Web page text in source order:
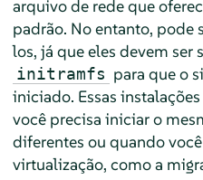
arquivo de rede que
padrão. No entanto,
los, já que eles devem ser
initramfs para que o
iniciado. Essas
você precisa iniciar o
diferentes ou quando
virtualização, como a